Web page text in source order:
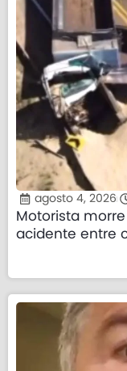
agosto 4, 2026
Motorista
acidente entre